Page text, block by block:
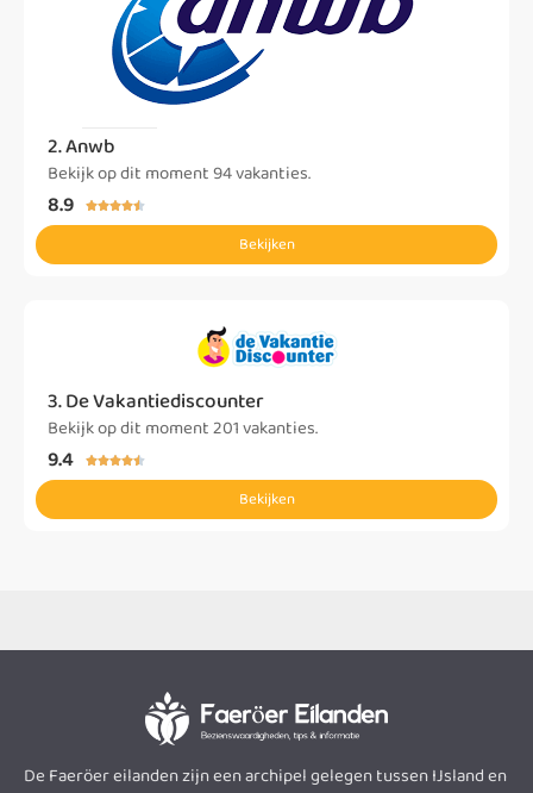
2. Anwb
Bekijk op dit moment 94 vakanties.
8.9 
Bekijken
3. De Vakantiediscounter
Bekijk op dit moment 201 vakanties.
9.4 
Bekijken
De Faeröer eilanden zijn een archipel gelegen tussen IJsland en